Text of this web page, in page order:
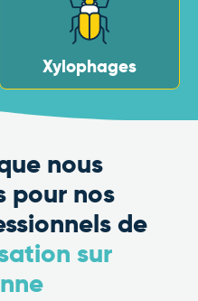
Xylophages
nous
pour nos
de
sur